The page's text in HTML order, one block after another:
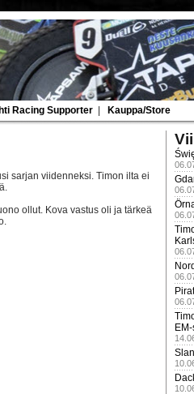
Racing Supporter Kauppa/Store
sarjan viidenneksi. Timon ilta ei
ollut. Kova vastus oli ja tärkeä